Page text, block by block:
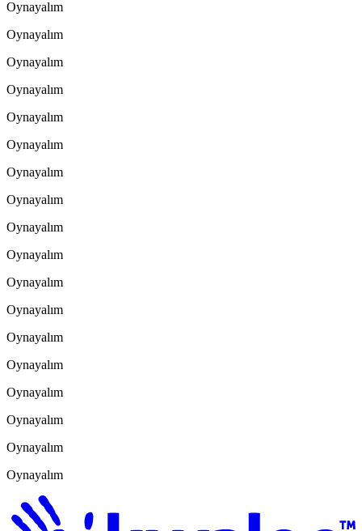
Oynayalım
Oynayalım
Oynayalım
Oynayalım
Oynayalım
Oynayalım
Oynayalım
Oynayalım
Oynayalım
Oynayalım
Oynayalım
Oynayalım
Oynayalım
Oynayalım
Oynayalım
Oynayalım
Oynayalım
Oynayalım